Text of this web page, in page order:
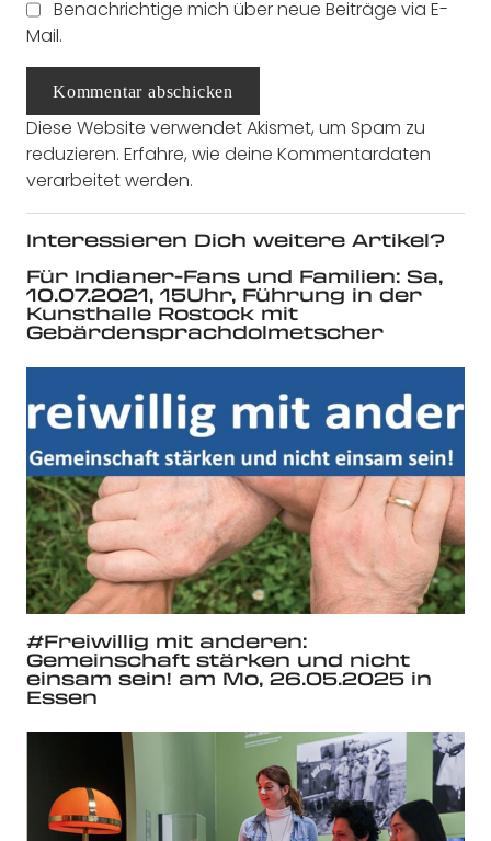
Benachrichtige mich über neue Beiträge via E-
Mail.
Kommentar abschicken
Diese Website verwendet Akismet, um Spam zu
reduzieren. Erfahre, wie deine Kommentardaten
verarbeitet werden.
Interessieren Dich weitere Artikel?
Für Indianer-Fans und Familien: Sa,
10.07.2021, 15Uhr, Führung in der
Kunsthalle Rostock mit
Gebärdensprachdolmetscher
#Freiwillig mit anderen:
Gemeinschaft stärken und nicht
einsam sein! am Mo, 26.05.2025 in
Essen